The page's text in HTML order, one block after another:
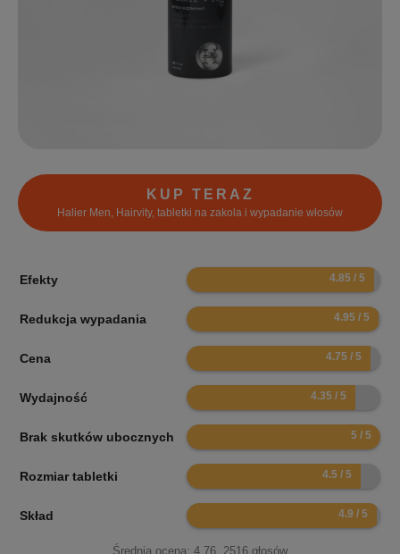
KUP TERAZ
Halier Men, Hairvity, tabletki na zakola i wypadanie włosów
Efekty 9.7
Redukcja wypadania 9.9
Cena 9.5
Wydajność 8.7
Brak skutków ubocznych 10
Rozmiar tabletki 9
Skład 9.8
Średnia ocena: 4.76, 2516 głosów